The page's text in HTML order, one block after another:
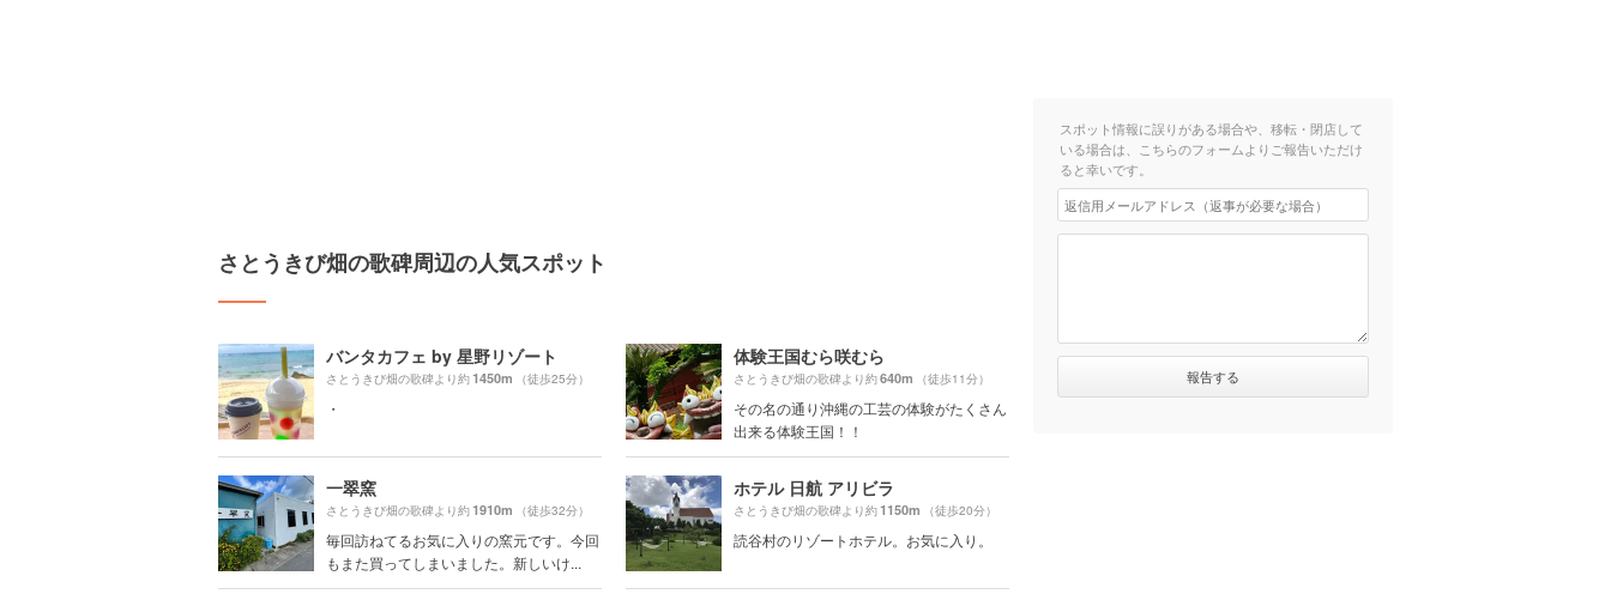
さとうきび畑の歌碑周辺の人気スポット
バンタカフェ by 星野リゾート
さとうきび畑の歌碑より約1450m （徒歩25分）
・
体験王国むら咲むら
さとうきび畑の歌碑より約640m （徒歩11分）
その名の通り沖縄の工芸の体験がたくさん
出来る体験王国！！
一翠窯
さとうきび畑の歌碑より約1910m （徒歩32分）
毎回訪ねてるお気に入りの窯元です。今回
もまた買ってしまいました。新しいけ...
ホテル 日航 アリビラ
さとうきび畑の歌碑より約1150m （徒歩20分）
読谷村のリゾートホテル。お気に入り。
スポット情報に誤りがある場合や、移転・閉店して
いる場合は、こちらのフォームよりご報告いただけ
ると幸いです。